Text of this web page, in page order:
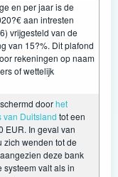
en per jaar is de
aan intresten
vrijgesteld van de
van 15?%. Dit plafond
rekeningen op naam
of wettelijk
doorhet
van Duitsland tot een
EUR. In geval van
zich wenden tot de
deze bank
systeem valt als in